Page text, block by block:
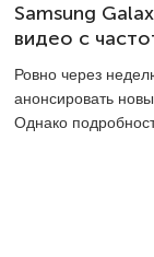
Samsung
видео с
Ровно через
анонсировать
Однако